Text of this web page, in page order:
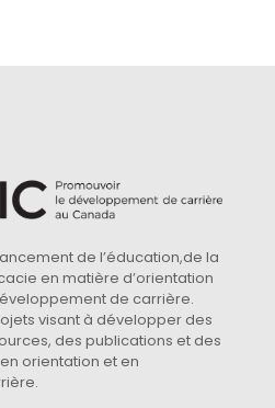
de l’éducation,de la
en matière d’orientation
de carrière.
visant à développer des
des publications et des
orientation et en